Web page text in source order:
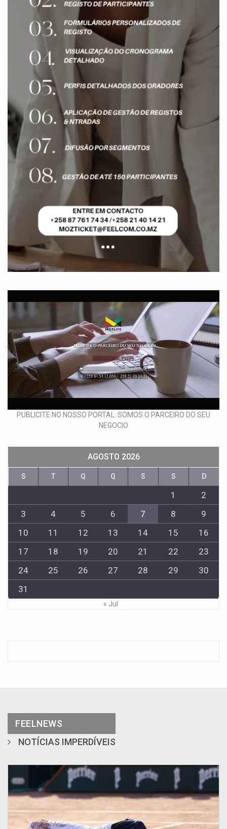
PUBLICITE NO NOSSO PORTAL: SOMOS O PARCEIRO DO SEU
NEGOCIO
AGOSTO 2026
S T Q Q S S D
1
2
3
4 5 6 7 8
9
10
11 12 13 14 15
16
17
18 19 20 21 22
23
24
25 26 27 28 29
30
31
« Jul
FEELNEWS
NOTÍCIAS IMPERDÍVEIS